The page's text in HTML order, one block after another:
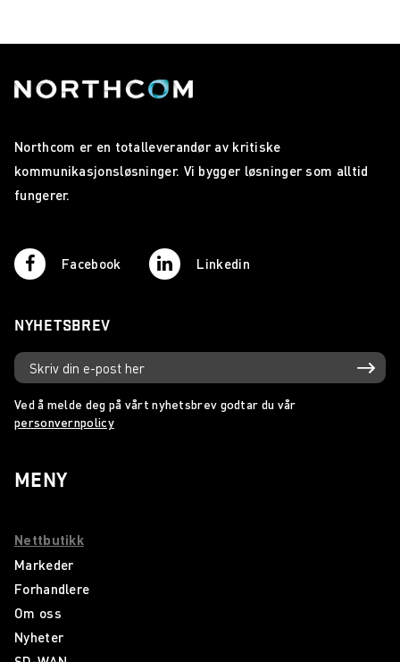
Northcom er en totalleverandør av kritiske
kommunikasjonsløsninger. Vi bygger løsninger som alltid
fungerer.
Facebook Linkedin
NYHETSBREV
Ved å melde deg på vårt nyhetsbrev godtar du vår
personvernpolicy
MENY
Nettbutikk
Markeder
Forhandlere
Om oss
Nyheter